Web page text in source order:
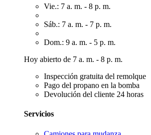
Vie.: 7 a. m. - 8 p. m.
Sáb.: 7 a. m. - 7 p. m.
Dom.: 9 a. m. - 5 p. m.
Hoy abierto de 7 a. m. - 8 p. m.
Inspección gratuita del remolque
Pago del propano en la bomba
Devolución del cliente 24 horas
Servicios